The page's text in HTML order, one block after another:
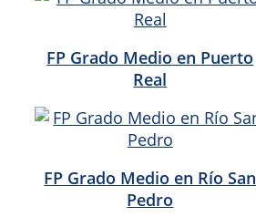
FP Grado Medio en Puerto
Real
FP Grado Medio en Río San
Pedro